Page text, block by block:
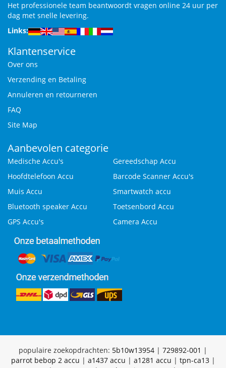
Het professionele team beantwoordt vragen online 24 uur per
dag met snelle levering.
Links:
Klantenservice
Over ons
Verzending en Betaling
Annuleren en retourneren
FAQ
Site Map
Aanbevolen categorie
Medische Accu's
Gereedschap Accu
Hoofdtelefoon Accu
Barcode Scanner Accu's
Muis Accu
Smartwatch accu
Bluetooth speaker Accu
Toetsenbord Accu
GPS Accu's
Camera Accu
populaire zoekopdrachten: 5b10w13954 | 729892-001 |
parrot bebop 2 accu | a1437 accu | a1281 accu | tpn-ca13|